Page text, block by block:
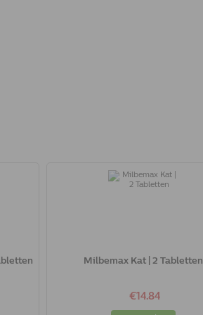
Milbemax Kat | 2 Tabletten
€14.84